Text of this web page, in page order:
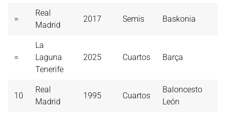
=
Real
Madrid
2017 Semis Baskonia
=
La
Laguna
Tenerife
2025 Cuartos Barça
10
Real
Madrid
1995 Cuartos
Baloncesto
León